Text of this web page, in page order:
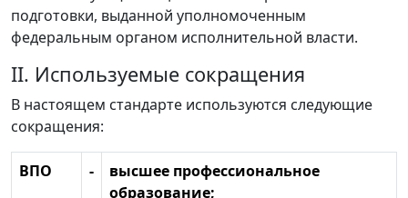
подготовки, выданной уполномоченным
федеральным органом исполнительной власти.
II. Используемые сокращения
В настоящем стандарте используются следующие
сокращения:
ВПО -
высшее профессиональное
образование;